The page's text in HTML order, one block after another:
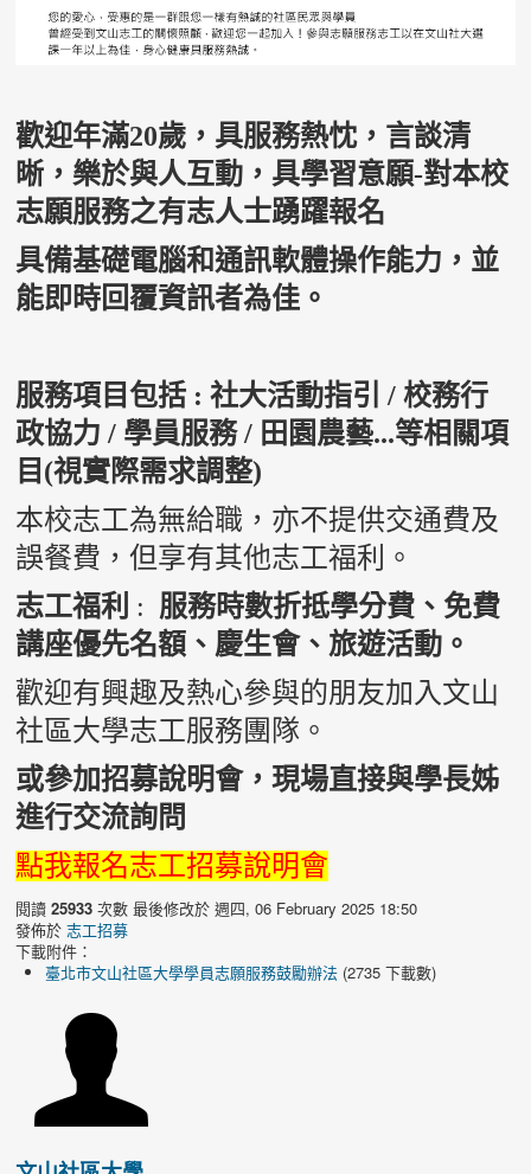
歡迎年滿20歲，具服務熱忱，言談清
晰，樂於與人互動，具學習意願-對本校
志願服務之有志人士踴躍報名
具備基礎電腦和通訊軟體操作能力，並
能即時回覆資訊者為佳。
服務項目包括 :社大活動指引 /校務行
政協力 / 學員服務/ 田園農藝...等相關項
目 (視實際需求調整)
本校志工為無給職，亦不提供交通費及
誤餐費，但享有其他志工福利。
志工福利 : 服務時數折抵學分費、免費
講座優先名額、慶生會、旅遊活動。
歡迎有興趣及熱心參與的朋友加入文山
社區大學志工服務團隊。
或參加招募說明會，現場直接與學長姊
進行交流詢問
點我報名志工招募說明會
閱讀25933 次數最後修改於 週四, 06 February 2025 18:50
發佈於 志工招募
下載附件：
臺北市文山社區大學學員志願服務鼓勵辦法 (2735 下載數)